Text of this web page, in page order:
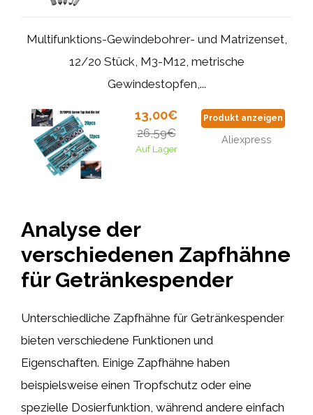
Multifunktions-Gewindebohrer- und Matrizenset,
12/20 Stück, M3-M12, metrische
Gewindestopfen,...
13,00€
26,59€
Auf Lager
Produkt anzeigen
Aliexpress
Analyse der
verschiedenen Zapfhähne
für Getränkespender
Unterschiedliche Zapfhähne für Getränkespender
bieten verschiedene Funktionen und
Eigenschaften. Einige Zapfhähne haben
beispielsweise einen Tropfschutz oder eine
spezielle Dosierfunktion, während andere einfach